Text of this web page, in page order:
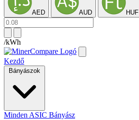
AED AUD HUF
/kWh
Kezdő
Bányászok
Minden ASIC Bányász